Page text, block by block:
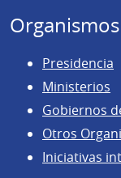
Organismos
Presidencia
Ministerios
Gobiernos
Otros
Iniciativas